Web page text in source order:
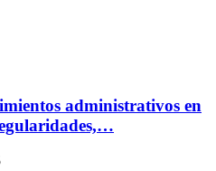
administrativos en